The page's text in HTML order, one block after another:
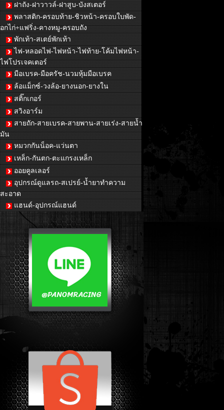
ฝาถัง-ฝาวาวล์-ฝาสูบ-บังสเตอร์
พลาสติก-ครอบท้าย-ชิวหน้า-ครอบใบพัด-
อกไก่+แฟริ่ง-คางหมู-ครอบถัง
พักเท้า-สเตย์พักเท้า
ไฟ-หลอดไฟ-ไฟหน้า-ไฟท้าย-โค้มไฟหน้า-
ไฟโปรเจคเตอร์
มือเบรค-มือครัช-นวมหุ้มมือเบรค
ล้อแม็กซ์-วงล้อ-ยางนอก-ยางใน
สติ๊กเกอร์
สวิงอาร์ม
สายถัก-สายเบรค-สายพาน-สายเร่ง-สายน้ำ
มัน
หมวกกันน็อค-แว่นตา
เหล็ก-กันตก-ตะแกรงเหล็ก
ออยคูลเลอร์
อุปกรณ์ดูแลรถ-สเปรย์-น้ำยาทำความ
สะอาด
แฮนด์-อุปกรณ์แฮนด์